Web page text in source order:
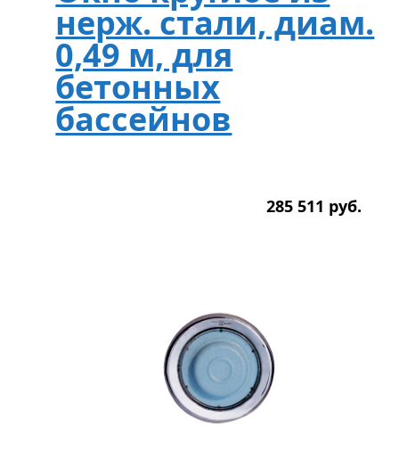
нерж. стали, диам.
0,49 м, для
бетонных
бассейнов
285 511 руб.